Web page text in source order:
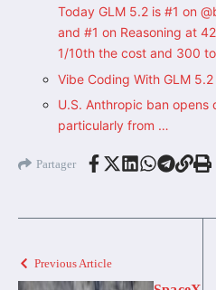
Today GLM 5.2 is #1 on
and #1 on Reasoning at
1/10th the cost and 300
Vibe Coding With GLM 5.2
U.S. Anthropic ban opens
particularly from …
Partager
Previous Article